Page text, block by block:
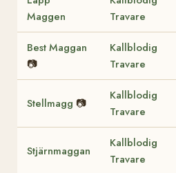
Maggen
Travare
Best Maggan
📷
Kallblodig
Travare
Stellmagg 📷
Kallblodig
Travare
Stjärnmaggan
Kallblodig
Travare